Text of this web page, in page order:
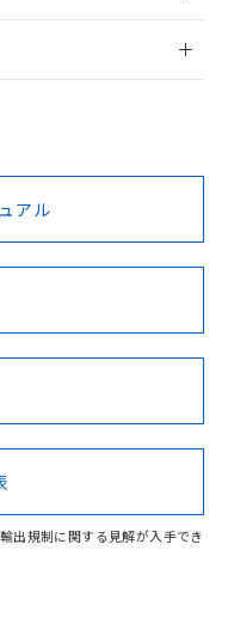
録
前に、以下を必ずお読
Cd Cr(VI)
あります。
BV型式承認
（フランス
KR型式
（韓国
No No
認証/適合状況ページへ
ジからご検索ください
アル
出規制に関する見解が入手でき